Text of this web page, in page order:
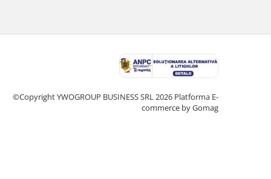
©Copyright YWOGROUP BUSINESS SRL 2026 Platforma E-
commerce by Gomag